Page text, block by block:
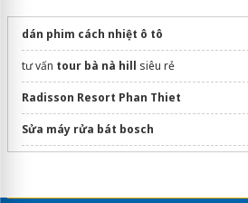
dán phim cách nhiệt ô tô
tư vấn tour bà nà hill siêu rẻ
Radisson Resort Phan Thiet
Sửa máy rửa bát bosch